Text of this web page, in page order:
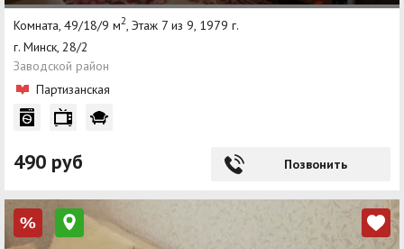
Комната, 49/18/9 м2 , Этаж 7 из 9, 1979 г.
г. Минск, 28/2
Заводской район
Партизанская
490 руб Позвонить
%